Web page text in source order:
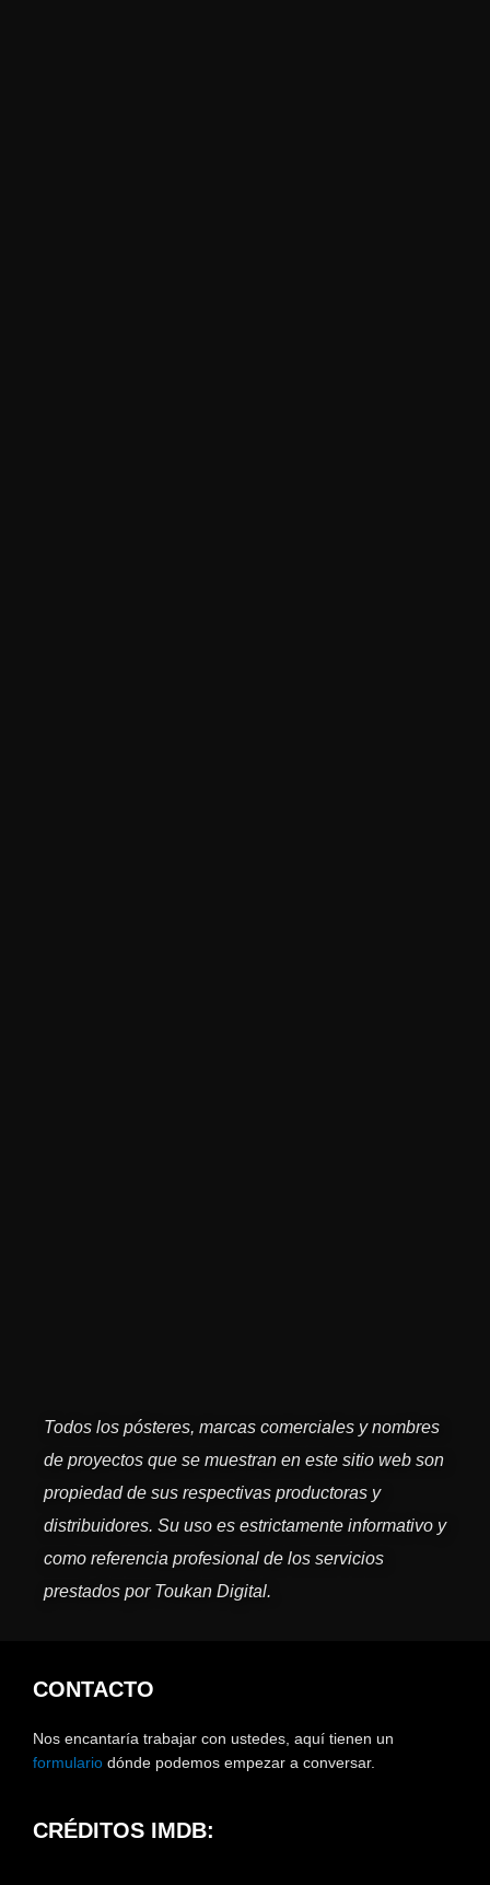
Todos los pósteres, marcas comerciales y nombres
de proyectos que se muestran en este sitio web son
propiedad de sus respectivas productoras y
distribuidores. Su uso es estrictamente informativo y
como referencia profesional de los servicios
prestados por Toukan Digital.
CONTACTO
Nos encantaría trabajar con ustedes, aquí tienen un
formulario dónde podemos empezar a conversar.
CRÉDITOS IMDB: